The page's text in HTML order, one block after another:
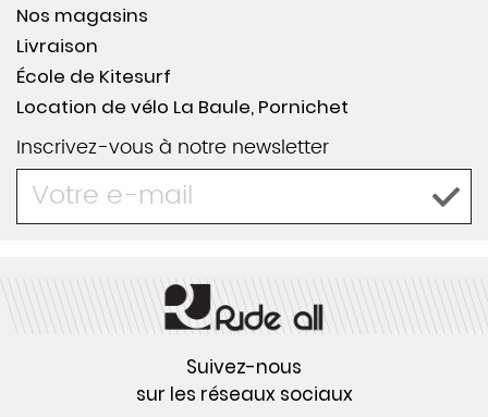
Nos magasins
Livraison
École de Kitesurf
Location de vélo La Baule, Pornichet
Inscrivez-vous à notre newsletter
Suivez-nous
sur les réseaux sociaux